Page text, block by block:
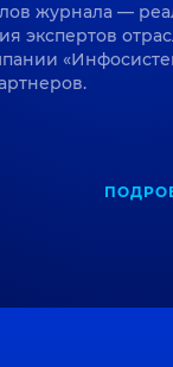
журнала —
экспертов